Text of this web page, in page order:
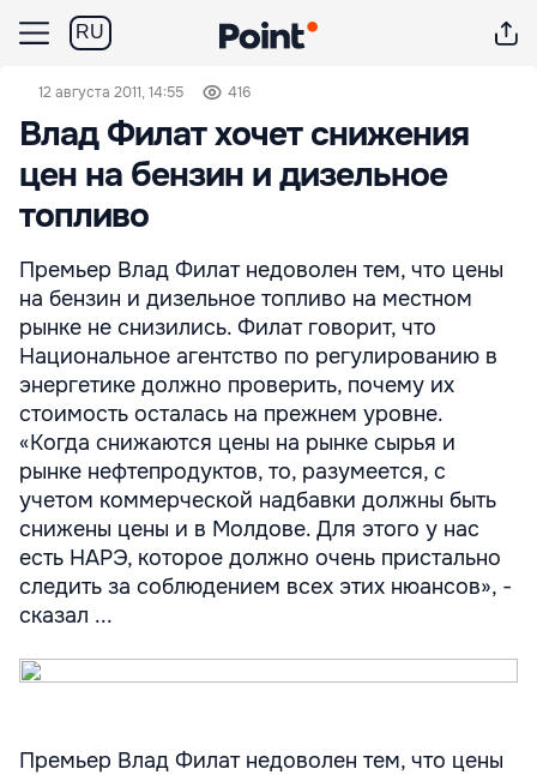
RU
12 августа 2011, 14:55 416
Влад Филат хочет снижения
цен на бензин и дизельное
топливо
Премьер Влад Филат недоволен тем, что цены
на бензин и дизельное топливо на местном
рынке не снизились. Филат говорит, что
Национальное агентство по регулированию в
энергетике должно проверить, почему их
стоимость осталась на прежнем уровне.
«Когда снижаются цены на рынке сырья и
рынке нефтепродуктов, то, разумеется, с
учетом коммерческой надбавки должны быть
снижены цены и в Молдове. Для этого у нас
есть НАРЭ, которое должно очень пристально
следить за соблюдением всех этих нюансов», -
сказал ...
Премьер Влад Филат недоволен тем, что цены